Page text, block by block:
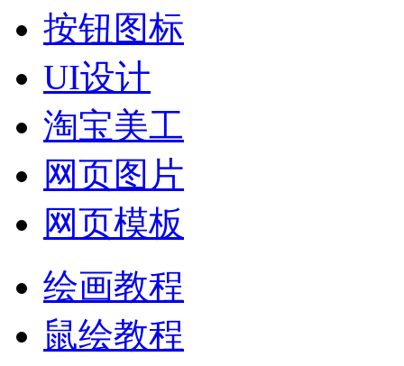
按钮图标
UI设计
淘宝美工
网页图片
网页模板
绘画教程
鼠绘教程